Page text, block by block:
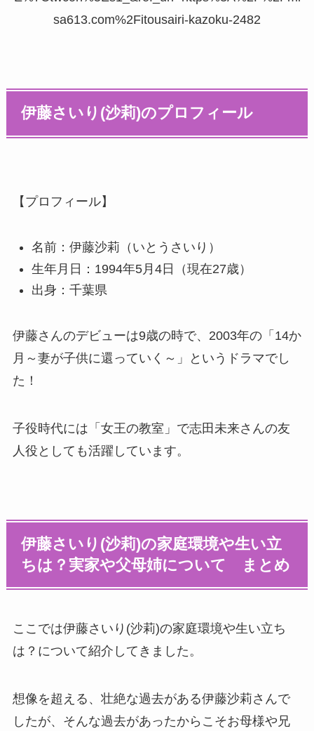
sa613.com%2Fitousairi-kazoku-2482
伊藤さいり(沙莉)のプロフィール
【プロフィール】
名前：伊藤沙莉（いとうさいり）
生年月日：1994年5月4日（現在27歳）
出身：千葉県
伊藤さんのデビューは9歳の時で、2003年の「14か
月～妻が子供に還っていく～」というドラマでし
た！
子役時代には「女王の教室」で志田未来さんの友
人役としても活躍しています。
伊藤さいり(沙莉)の家庭環境や生い立
ちは？実家や父母姉について まとめ
ここでは伊藤さいり(沙莉)の家庭環境や生い立ち
は？について紹介してきました。
想像を超える、壮絶な過去がある伊藤沙莉さんで
したが、そんな過去があったからこそお母様や兄